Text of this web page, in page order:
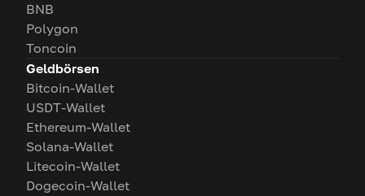
BNB
Polygon
Toncoin
Geldbörsen
Bitcoin-Wallet
USDT-Wallet
Ethereum-Wallet
Solana-Wallet
Litecoin-Wallet
Dogecoin-Wallet